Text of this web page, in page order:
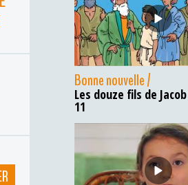
Bonne nouvelle /
Les douze fils de
11